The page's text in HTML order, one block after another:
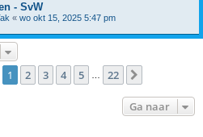
- SvW
« wo okt 15, 2025 5:47 pm
Pagina van 22
1 2 3 4 5 22
Ga naar